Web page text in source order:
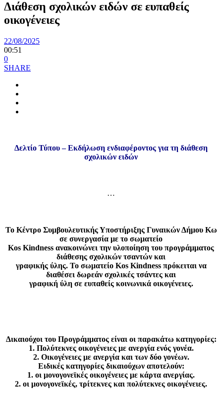
Διάθεση σχολικών ειδών σε ευπαθείς
οικογένειες
22/08/2025
00:51
0
SHARE
Δελτίο Τύπου – Εκδήλωση ενδιαφέροντος για τη διάθεση
σχολικών ειδών
…
Το Κέντρο Συμβουλευτικής Υποστήριξης Γυναικών Δήμου Κω
σε συνεργασία με το σωματείο
Kos Kindness ανακοινώνει την υλοποίηση του προγράμματος
διάθεσης σχολικών τσαντών και
γραφικής ύλης. Το σωματείο Kos Kindness πρόκειται να
διαθέσει δωρεάν σχολικές τσάντες και
γραφική ύλη σε ευπαθείς κοινωνικά οικογένειες.
Δικαιούχοι του Προγράμματος είναι οι παρακάτω κατηγορίες:
1. Πολύτεκνες οικογένειες με ανεργία ενός γονέα.
2. Οικογένειες με ανεργία και των δύο γονέων.
Ειδικές κατηγορίες δικαιούχων αποτελούν:
1. οι μονογονεϊκές οικογένειες με κάρτα ανεργίας.
2. οι μονογονεϊκές, τρίτεκνες και πολύτεκνες οικογένειες.